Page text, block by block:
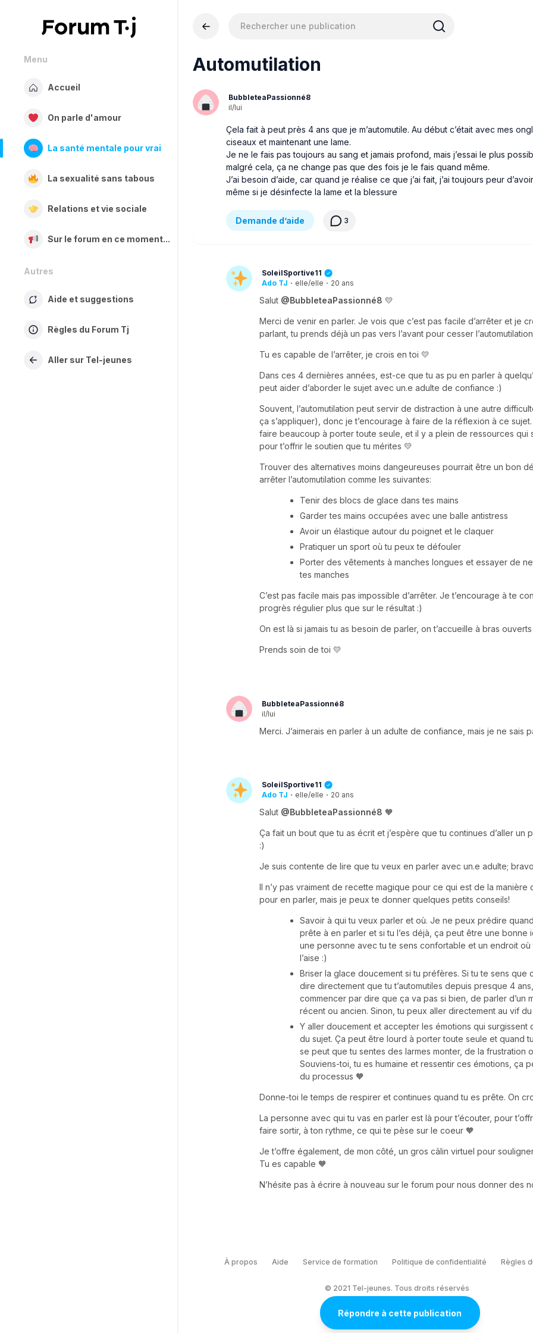
Menu
Accueil
On parle d'amour
La santé mentale pour vrai
La sexualité sans tabous
Relations et vie sociale
Sur le forum en ce moment...
Autres
Aide et suggestions
Règles du Forum Tj
Aller sur Tel-jeunes
Automutilation
BubbleteaPassionné8
il/lui
Çela fait à peut près 4 ans que je m’automutile. Au début c’était avec mes
ciseaux et maintenant une lame.
Je ne le fais pas toujours au sang et jamais profond, mais j’essai le plus
malgré cela, ça ne change pas que des fois je le fais quand même.
J’ai besoin d’aide, car quand je réalise ce que j’ai fait, j’ai toujours peur
même si je désinfecte la lame et la blessure
Demande d’aide 3
SoleilSportive11
Ado TJ · elle/elle · 20 ans
Salut @BubbleteaPassionné8 💛
Merci de venir en parler. Je vois que c’est pas facile d’arrêter et je
parlant, tu prends déjà un pas vers l’avant pour cesser
Tu es capable de l’arrêter, je crois en toi 💛
Dans ces 4 dernières années, est-ce que tu as pu en parler à
peut aider d’aborder le sujet avec un.e adulte de confiance :)
Souvent, l’automutilation peut servir de distraction à une autre
ça s’appliquer), donc je t’encourage à faire de la réflexion à ce
faire beaucoup à porter toute seule, et il y a plein de ressources qui
pour t’offrir le soutien que tu mérites 💛
Trouver des alternatives moins dangeureuses pourrait être un bon
arrêter l’automutilation comme les suivantes:
Tenir des blocs de glace dans tes mains
Garder tes mains occupées avec une balle antistress
Avoir un élastique autour du poignet et le claquer
Pratiquer un sport où tu peux te défouler
Porter des vêtements à manches longues et essayer de
tes manches
C’est pas facile mais pas impossible d’arrêter. Je t’encourage à te
progrès régulier plus que sur le résultat :)
On est là si jamais tu as besoin de parler, on t’accueille à bras ouverts
Prends soin de toi 💛
BubbleteaPassionné8
il/lui
Merci. J’aimerais en parler à un adulte de confiance, mais je ne sais
SoleilSportive11
Ado TJ · elle/elle · 20 ans
Salut @BubbleteaPassionné8 🧡
Ça fait un bout que tu as écrit et j’espère que tu continues d’aller un
:)
Je suis contente de lire que tu veux en parler avec un.e adulte;
Il n’y pas vraiment de recette magique pour ce qui est de la
pour en parler, mais je peux te donner quelques petits conseils!
Savoir à qui tu veux parler et où. Je ne peux prédire
prête à en parler et si tu l’es déjà, ça peut être une bonne
une personne avec tu te sens confortable et un endroit où
l’aise :)
Briser la glace doucement si tu préfères. Si tu te sens que
dire directement que tu t’automutiles depuis presque 4
commencer par dire que ça va pas si bien, de parler d’un
récent ou ancien. Sinon, tu peux aller directement au vif du
Y aller doucement et accepter les émotions qui surgissent
du sujet. Ça peut être lourd à porter toute seule et quand
se peut que tu sentes des larmes monter, de la frustration
Souviens-toi, tu es humaine et ressentir ces émotions, ça
du processus 🧡
Donne-toi le temps de respirer et continues quand tu es prête. On
La personne avec qui tu vas en parler est là pour t’écouter, pour
faire sortir, à ton rythme, ce qui te pèse sur le coeur 🧡
Je t’offre également, de mon côté, un gros câlin virtuel pour
Tu es capable 🧡
N’hésite pas à écrire à nouveau sur le forum pour nous donner des
Répondre à cette publication
À propos Aide Service de formation Politique de confidentialité Règles
© 2021 Tel-jeunes. Tous droits réservés